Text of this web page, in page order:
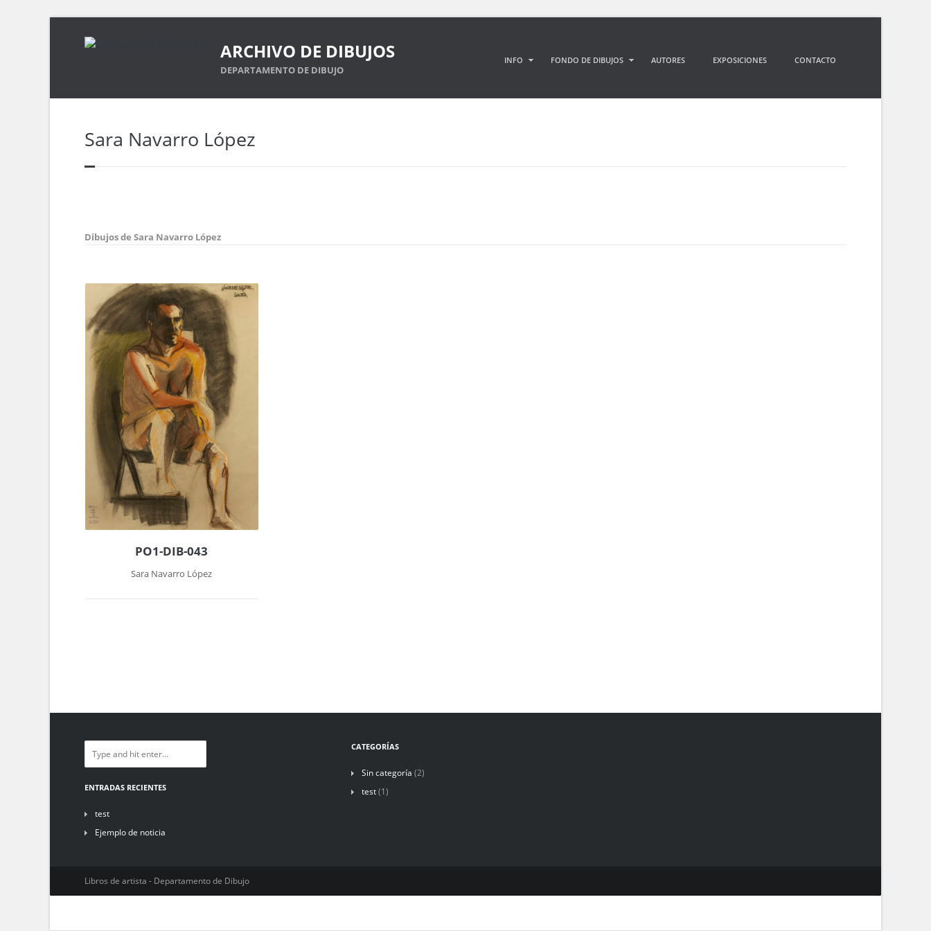
ARCHIVO DE DIBUJOS
DEPARTAMENTO DE DIBUJO
INFO FONDO DE DIBUJOS AUTORES EXPOSICIONES CONTACTO
Sara Navarro López
Dibujos de Sara Navarro López
PO1-DIB-043
Sara Navarro López
ENTRADAS RECIENTES
test
Ejemplo de noticia
CATEGORÍAS
Sin categoría (2)
test(1)
Libros de artista - Departamento de Dibujo